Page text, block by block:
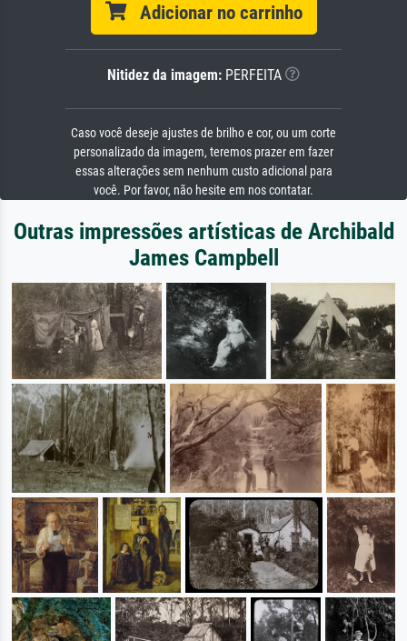
Adicionar no carrinho
Nitidez da imagem: PERFEITA
Caso você deseje ajustes de brilho e cor, ou um corte
personalizado da imagem, teremos prazer em fazer
essas alterações sem nenhum custo adicional para
você. Por favor, não hesite em nos contatar.
Outras impressões artísticas de Archibald
James Campbell